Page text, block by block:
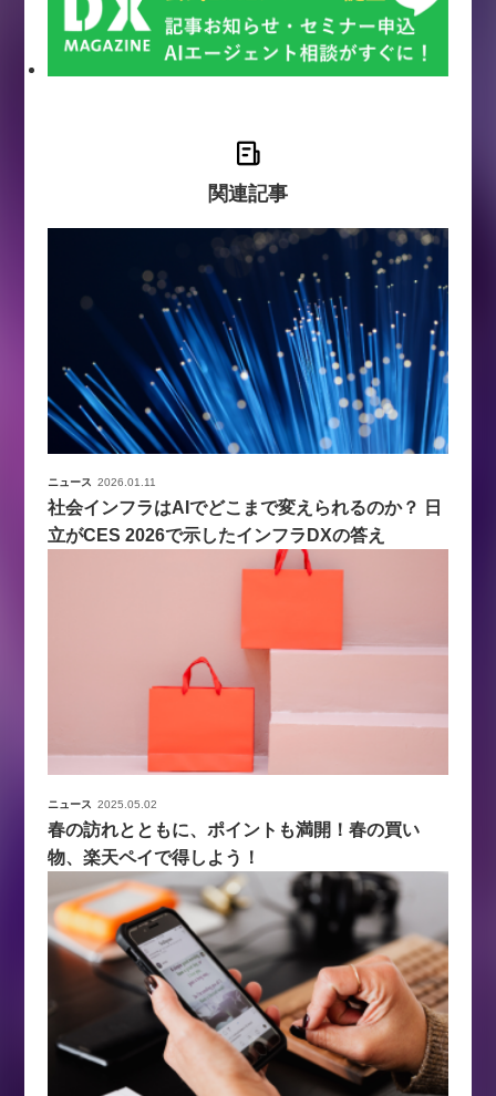
関連記事
ニュース 2026.01.11
社会インフラはAIでどこまで変えられるのか？ 日
立がCES 2026で示したインフラDXの答え
ニュース 2025.05.02
春の訪れとともに、ポイントも満開！春の買い
物、楽天ペイで得しよう！